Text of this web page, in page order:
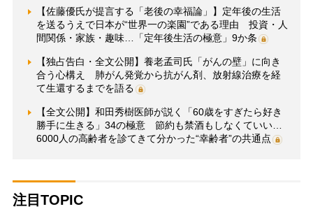
【佐藤優氏が提言する「老後の幸福論」】定年後の生活
を送るうえで日本が“世界一の楽園”である理由 投資・人
間関係・家族・趣味…「定年後生活の極意」9か条
【独占告白・全文公開】養老孟司氏「がんの壁」に向き
合う心構え 肺がん発覚から抗がん剤、放射線治療を経
て生還するまでを語る
【全文公開】和田秀樹医師が説く「60歳をすぎたら好き
勝手に生きる」34の極意 節約も禁酒もしなくていい…
6000人の高齢者を診てきて分かった“幸齢者”の共通点
注目TOPIC